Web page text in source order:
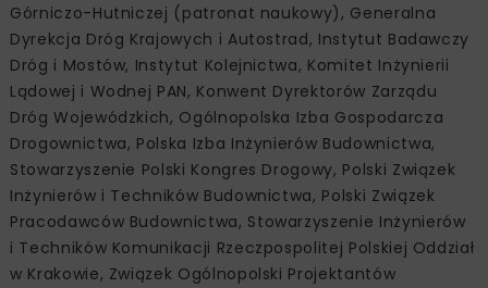
Górniczo-Hutniczej (patronat naukowy), Generalna
Dyrekcja Dróg Krajowych i Autostrad, Instytut Badawczy
Dróg i Mostów, Instytut Kolejnictwa, Komitet Inżynierii
Lądowej i Wodnej PAN, Konwent Dyrektorów Zarządu
Dróg Wojewódzkich, Ogólnopolska Izba Gospodarcza
Drogownictwa, Polska Izba Inżynierów Budownictwa,
Stowarzyszenie Polski Kongres Drogowy, Polski Związek
Inżynierów i Techników Budownictwa, Polski Związek
Pracodawców Budownictwa, Stowarzyszenie Inżynierów
i Techników Komunikacji Rzeczpospolitej Polskiej Oddział
w Krakowie, Związek Ogólnopolski Projektantów